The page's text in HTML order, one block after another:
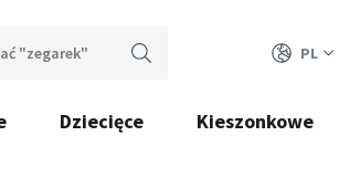
PL
Dziecięce Kieszonkowe